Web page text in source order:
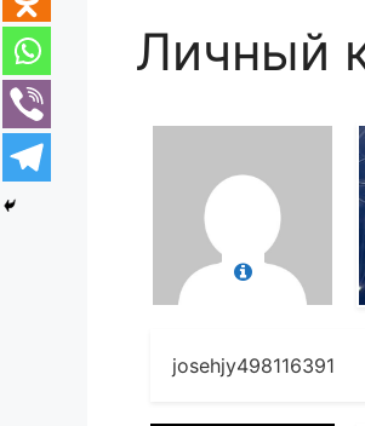
Личный
josehjy498116391